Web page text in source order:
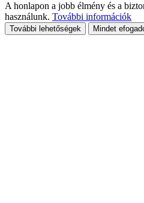
A honlapon a jobb élmény és a
használunk. További információk
További lehetőségek Mindet